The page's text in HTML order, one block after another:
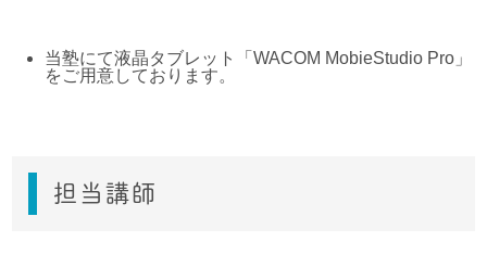
当塾にて液晶タブレット「WACOM MobieStudio Pro」
をご用意しております。
担当講師